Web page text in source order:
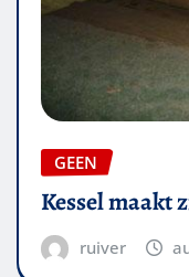
GEEN
Kessel maakt
ruiver